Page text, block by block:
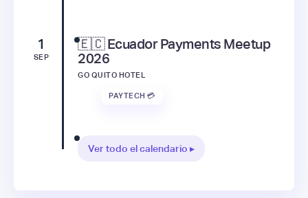
1
SEP
🇪🇨 Ecuador Payments Meetup
2026
GO QUITO HOTEL
PAYTECH 💳
Ver todo el calendario ▸